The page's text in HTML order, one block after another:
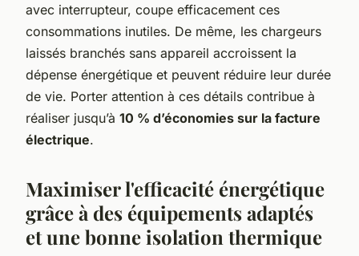
avec interrupteur, coupe efficacement ces
consommations inutiles. De même, les chargeurs
laissés branchés sans appareil accroissent la
dépense énergétique et peuvent réduire leur durée
de vie. Porter attention à ces détails contribue à
réaliser jusqu’à 10 % d’économies sur la facture
électrique.
Maximiser l'efficacité énergétique
grâce à des équipements adaptés
et une bonne isolation thermique